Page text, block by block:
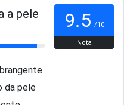
a pele
9.5 /10
Nota
da pele